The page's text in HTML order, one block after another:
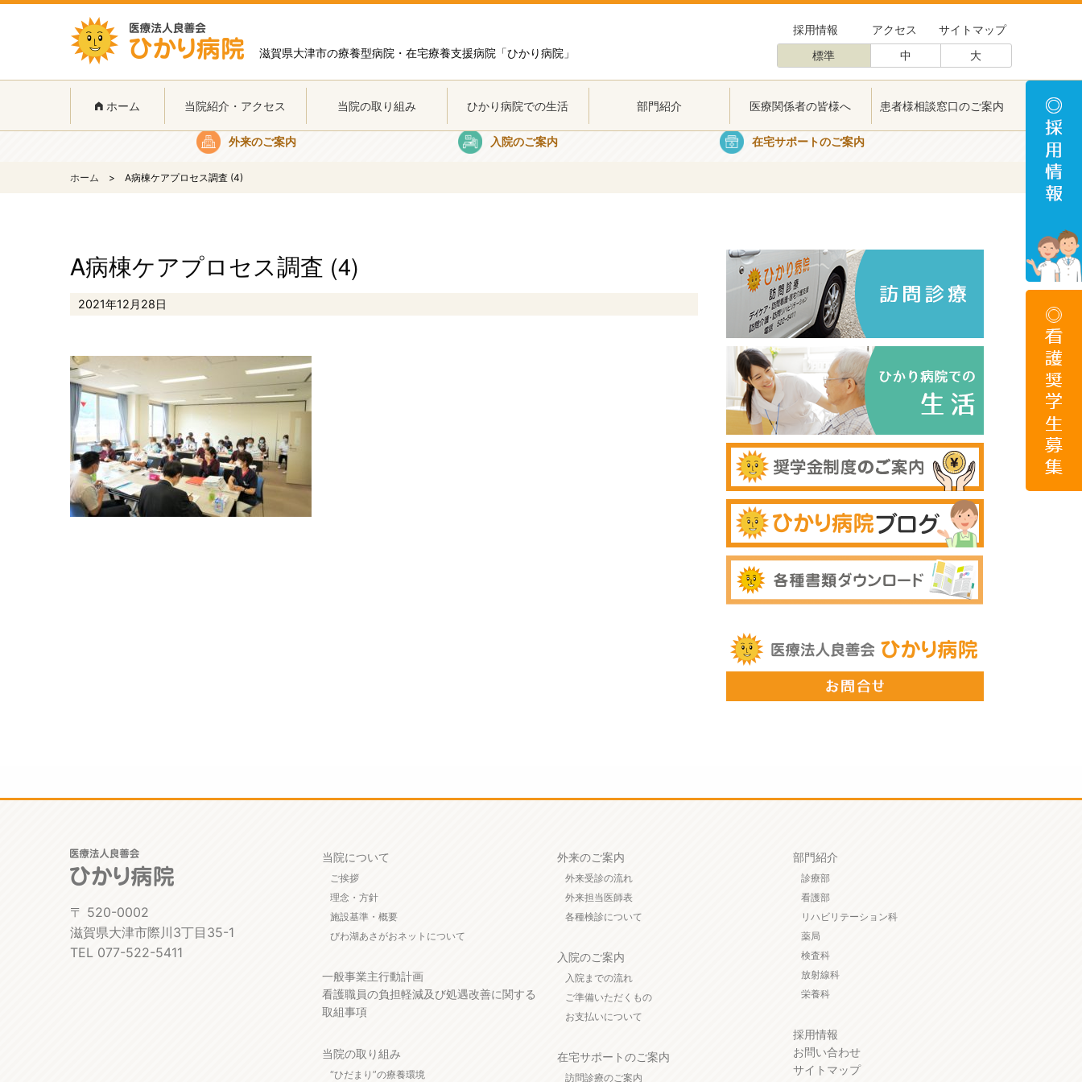
滋賀県大津市の療養型病院・在宅療養支援病院「ひかり病院」
採用情報 アクセス
サイトマップ
標準
中 大
ホーム 当院紹介・アクセス 当院の取り組み ひかり病院での生活 部門紹介 医療関係者の皆様へ 患者様相談窓口のご案内
外来のご案内 入院のご案内 在宅サポートのご案内
ホーム A病棟ケアプロセス調査 (4)
A病棟ケアプロセス調査 (4)
2021年12月28日
〒 520-0002
滋賀県大津市際川3丁目35-1
TEL 077-522-5411
当院について
ご挨拶
理念・方針
施設基準・概要
びわ湖あさがおネットについて
一般事業主行動計画
看護職員の負担軽減及び処遇改善に関する
取組事項
当院の取り組み
“ひだまり”の療養環境
外来のご案内
外来受診の流れ
外来担当医師表
各種検診について
入院のご案内
入院までの流れ
ご準備いただくもの
お支払いについて
在宅サポートのご案内
訪問診療のご案内
部門紹介
診療部
看護部
リハビリテーション科
薬局
検査科
放射線科
栄養科
採用情報
お問い合わせ
サイトマップ